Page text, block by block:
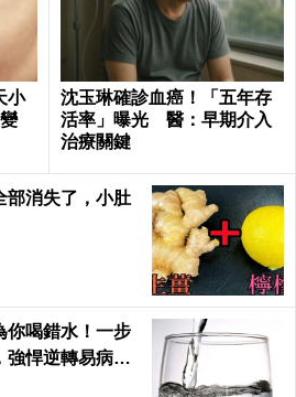
小
沈玉琳確診血癌！「五年存
活率」曝光 醫：早期介入
治療關鍵
部消失了，小肚
你喝錯水！一步
強悍逆轉易病、